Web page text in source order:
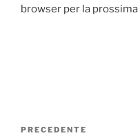
browser per la
Navigazione
Articolo
PRECEDENTE